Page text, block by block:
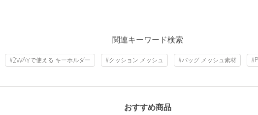
関連キーワード検索
#2WAYで使える キーホルダー #クッション メッシュ #バッグ メッシュ素材
おすすめ商品